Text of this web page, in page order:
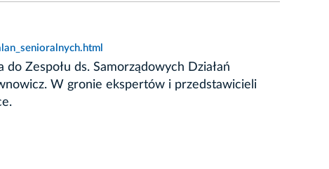
Zespołu ds. Samorządowych Działań
W gronie ekspertów i przedstawicieli